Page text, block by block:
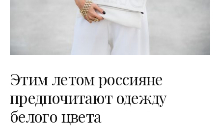
Этим летом россияне
предпочитают одежду
белого цвета